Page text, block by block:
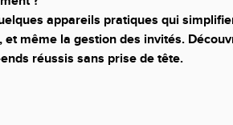
appareils pratiques qui
et même la gestion des invités.
réussis sans prise de tête.